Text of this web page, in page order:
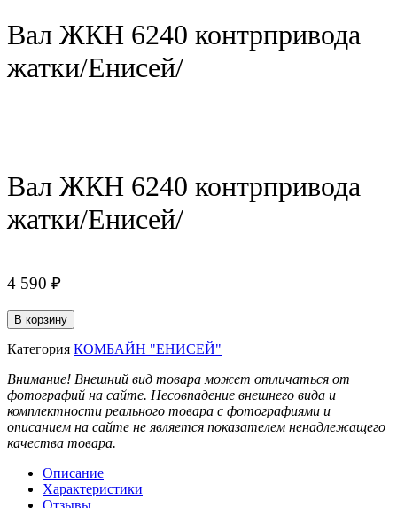
Вал ЖКН 6240 контрпривода
жатки/Енисей/
Вал ЖКН 6240 контрпривода
жатки/Енисей/
4 590 ₽
Количество
товара
Вал
6240
контрпривода
жатки/
Енисей/
В корзину
Категория КОМБАЙН "ЕНИСЕЙ"
Внимание! Внешний вид товара может отличаться от
фотографий на сайте. Несовпадение внешнего вида и
комплектности реального товара с фотографиями и
описанием на сайте не является показателем ненадлежащего
качества товара.
Описание
Характеристики
Отзывы